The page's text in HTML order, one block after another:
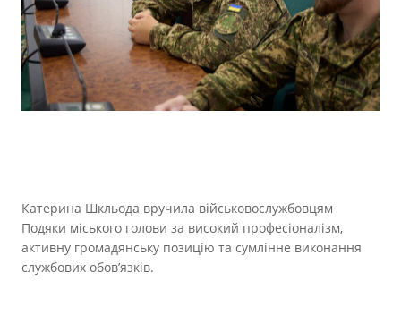
Катерина Шкльода вручила військовослужбовцям
Подяки міського голови за високий професіоналізм,
активну громадянську позицію та сумлінне виконання
службових обов’язків.